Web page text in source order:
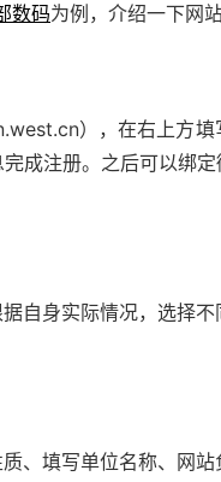
数码为例，介绍一下网
），在右上方填
成注册。之后可以绑
自身实际情况，选择
、填写单位名称、网